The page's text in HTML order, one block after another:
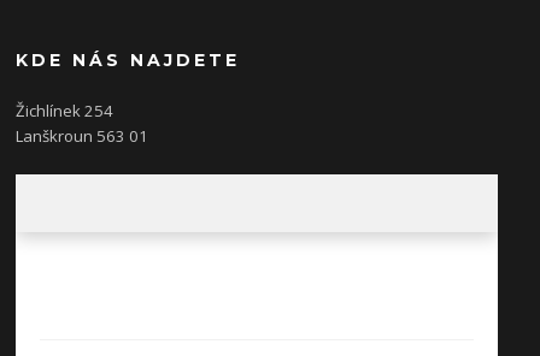
KDE NÁS NAJDETE
Žichlínek 254
Lanškroun 563 01